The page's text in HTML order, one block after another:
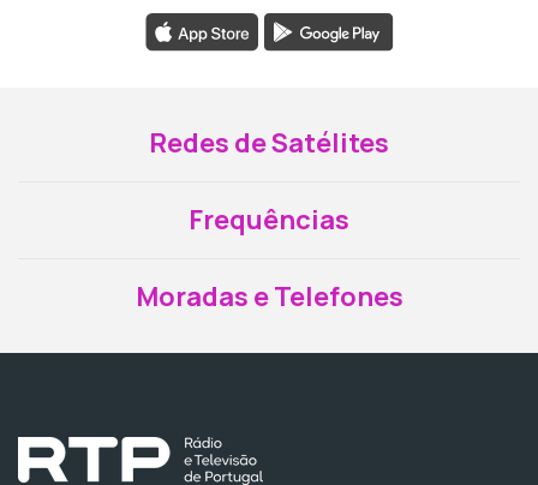
Redes de Satélites
Frequências
Moradas e Telefones